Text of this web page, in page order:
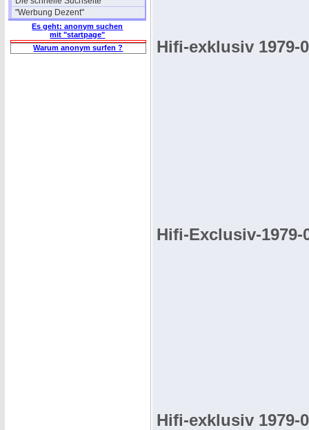
"Werbung Dezent"
Es geht: anonym suchen
mit "startpage"
Warum anonym surfen ?
Hifi-exklusiv 1979-
Hifi-Exclusiv-1979-
Hifi-exklusiv 1979-